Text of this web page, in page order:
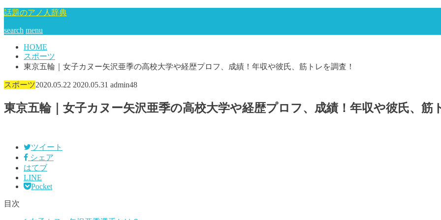
話題のアノ人辞典
search menu
HOME
スポーツ
東京五輪｜女子カヌー矢沢亜季の高校大学や経歴プロフ、成績！年収や彼氏、筋トレを調査！
スポーツ2020.05.22 2020.05.31 admin48
東京五輪｜女子カヌー矢沢亜季の高校大学や経歴プロフ、成績！年収や彼氏、筋
ツイート
シェア
はてブ
LINE
Pocket
目次